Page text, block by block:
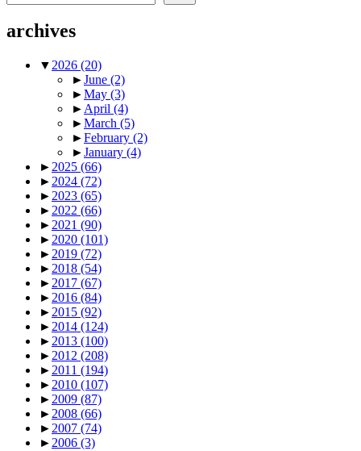
archives
▼ 2026 (20)
►June (2)
►May (3)
► April (4)
►March (5)
►February (2)
►January (4)
► 2025 (66)
► 2024 (72)
► 2023 (65)
► 2022 (66)
► 2021 (90)
► 2020 (101)
► 2019 (72)
► 2018 (54)
► 2017 (67)
► 2016 (84)
► 2015 (92)
► 2014 (124)
► 2013 (100)
► 2012 (208)
► 2011 (194)
► 2010 (107)
► 2009 (87)
► 2008 (66)
► 2007 (74)
► 2006 (3)